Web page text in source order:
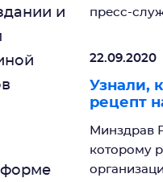
и
пресс-
22.09.2020
Узнали,
рецепт
Минздрав
которому